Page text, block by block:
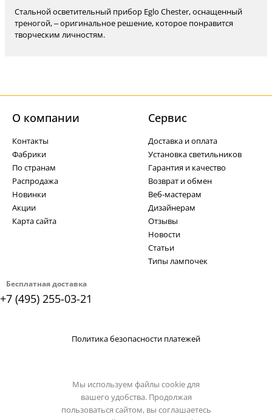
Стальной осветительный прибор Eglo Chester, оснащенный
треногой, – оригинальное решение, которое понравится
творческим личностям.
Бесплатная доставка
+7 (495) 255-03-21
О компании
Контакты
Фабрики
По странам
Распродажа
Новинки
Акции
Карта сайта
Cервис
Доставка и оплата
Установка светильников
Гарантия и качество
Возврат и обмен
Веб-мастерам
Дизайнерам
Отзывы
Новости
Статьи
Типы лампочек
Политика безопасности платежей
Мы используем файлы cookie для
вашего удобства. Продолжая
пользоваться сайтом, вы соглашаетесь